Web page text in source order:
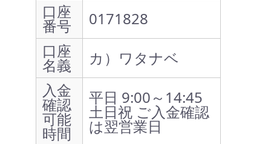
口座
番号
0171828
口座
名義
カ）ワタナベ
入金
確認
可能
時間
平日 9:00～14:45
土日祝 ご入金確認
は翌営業日